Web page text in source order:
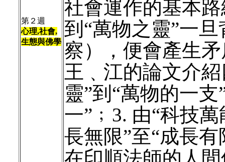
第２週
心理,社會,
生態與佛學
社會運作的基本
到“萬物之靈”一
察），便會產生
王﹑江的論文介
靈”到“萬物的一
一”﹔3. 由“科技
長無限”至“成長有